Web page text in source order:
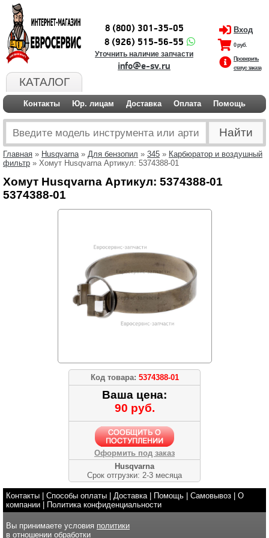
КАТАЛОГ
8 (800) 301-35-05
8 (926) 515-56-55
Уточнить наличие запчасти
info@e-sv.ru
Вход
0 руб.
Проверить
статус заказа
Контакты Юр. лицам Доставка Оплата Помощь
Главная » Husqvarna» Для бензопил » 345 » Карбюратор и воздушный
фильтр » Хомут Husqvarna Артикул: 5374388-01
Хомут Husqvarna Артикул: 5374388-01
5374388-01
Код товара: 5374388-01
Ваша цена:
90 руб.
Оформить под заказ
Husqvarna
Срок отгрузки: 2-3 месяца
Контакты Способы оплаты Доставка| Помощь Самовывоз
О
компании
Политика конфиденциальности
Вы принимаете условия политики
в отношении обработки